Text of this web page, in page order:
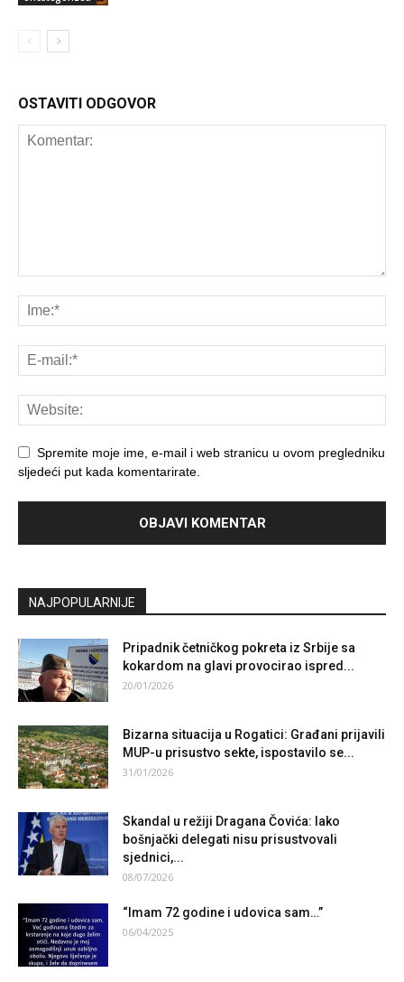
OSTAVITI ODGOVOR
Spremite moje ime, e-mail i web stranicu u ovom pregledniku
sljedeći put kada komentarirate.
NAJPOPULARNIJE
Pripadnik četničkog pokreta iz Srbije sa
kokardom na glavi provocirao ispred...
20/01/2026
Bizarna situacija u Rogatici: Građani prijavili
MUP-u prisustvo sekte, ispostavilo se...
31/01/2026
Skandal u režiji Dragana Čovića: Iako
bošnjački delegati nisu prisustvovali
sjednici,...
08/07/2026
“Imam 72 godine i udovica sam…”
06/04/2025